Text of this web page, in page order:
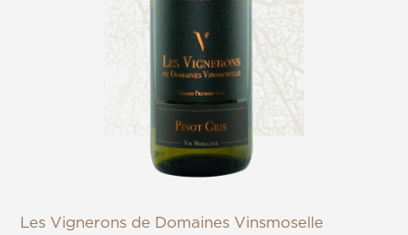
Les Vignerons de Domaines Vinsmoselle